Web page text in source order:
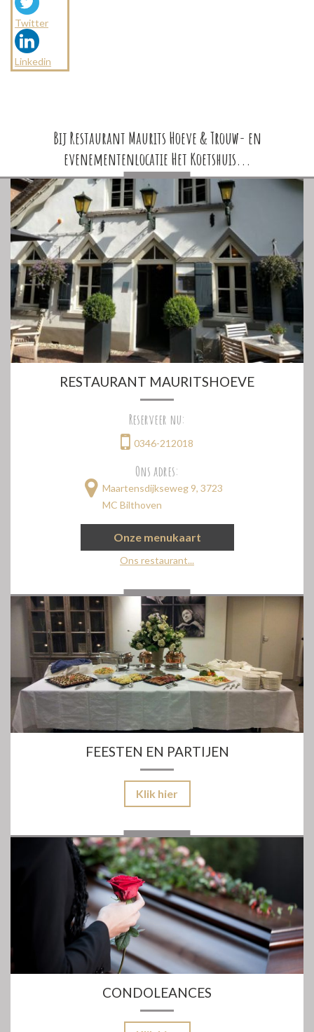
Twitter
Linkedin
Bij Restaurant Maurits Hoeve & Trouw- en
evenementenlocatie Het Koetshuis...
RESTAURANT MAURITSHOEVE
Reserveer nu:
0346-212018
Ons adres:
Maartensdijkseweg 9, 3723
MC Bilthoven
Onze menukaart
Ons restaurant...
FEESTEN EN PARTIJEN
Klik hier
CONDOLEANCES